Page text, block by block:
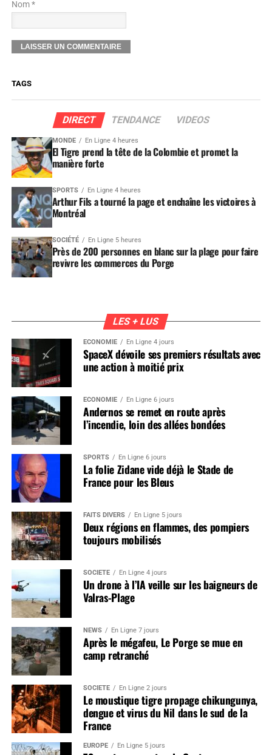
Nom *
TAGS
DIRECT TENDANCE VIDEOS
MONDE En Ligne 4 heures
El Tigre prend la tête de la Colombie et promet la
manière forte
SPORTS En Ligne 4 heures
Arthur Fils a tourné la page et enchaîne les victoires à
Montréal
SOCIÉTÉ En Ligne 5 heures
Près de 200 personnes en blanc sur la plage pour faire
revivre les commerces du Porge
LES + LUS
ÉCONOMIE En Ligne 4 jours
SpaceX dévoile ses premiers résultats avec
une action à moitié prix
ÉCONOMIE En Ligne 6 jours
Andernos se remet en route après
l’incendie, loin des allées bondées
SPORTS En Ligne 6 jours
La folie Zidane vide déjà le Stade de
France pour les Bleus
FAITS DIVERS En Ligne 5 jours
Deux régions en flammes, des pompiers
toujours mobilisés
SOCIÉTÉ En Ligne 4 jours
Un drone à l’IA veille sur les baigneurs de
Valras-Plage
NEWS En Ligne 7 jours
Après le mégafeu, Le Porge se mue en
camp retranché
SOCIÉTÉ En Ligne 2 jours
Le moustique tigre propage chikungunya,
dengue et virus du Nil dans le sud de la
France
EUROPE En Ligne 5 jours